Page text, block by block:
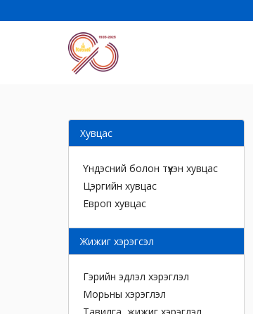
Хувцас
Үндэсний болон түүхэн хувцас
Цэргийн хувцас
Европ хувцас
Жижиг хэрэгсэл
Гэрийн эдлэл хэрэглэл
Морьны хэрэглэл